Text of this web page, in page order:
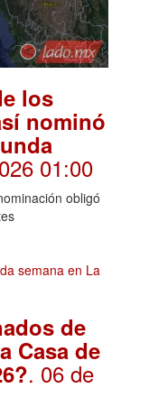
los
nominó
01:00
obligó
de
Casa de
. 06 de